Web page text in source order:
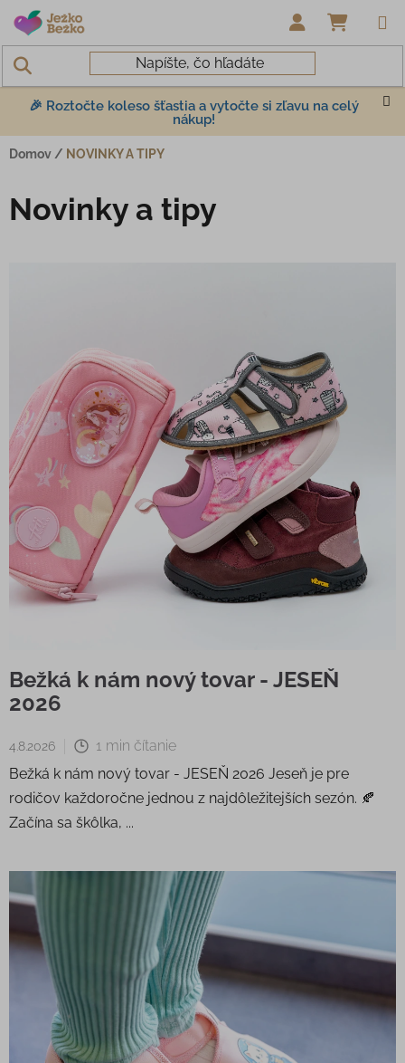
Prejsť na obsah
🎉 Roztočte koleso šťastia a vytočte si zľavu na celý
nákup!
Domov / NOVINKY A TIPY
Novinky a tipy
Bežká k nám nový tovar - JESEŇ
2026
4.8.2026
1 min čítanie
Bežká k nám nový tovar - JESEŇ 2026 Jeseň je pre
rodičov každoročne jednou z najdôležitejších sezón. 🍂
Začína sa škôlka, ...